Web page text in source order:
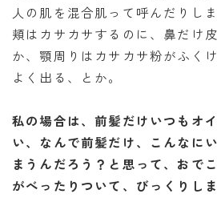
人の肌を混合肌って呼んだりしま
頬はカサカサするのに、鼻だけ
か、顎周りはカサカサ粉がふく
よく出る、とか。
私の場合は、前髪だけいつもオ
い、なんで前髪だけ、こんなに
まうんだろう？と思って、おで
がべったりついて、びっくりしま